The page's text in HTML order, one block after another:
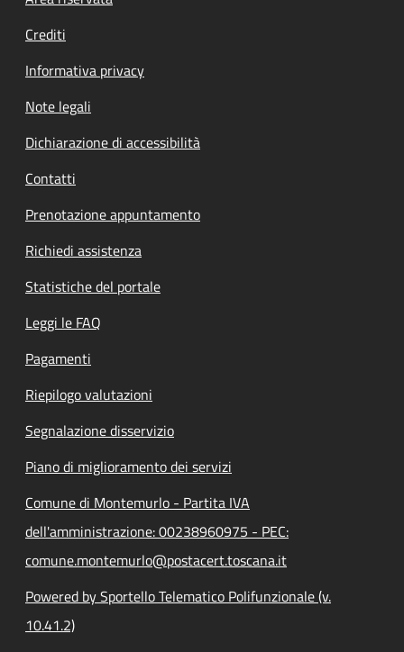
Crediti
Informativa privacy
Note legali
Dichiarazione di accessibilità
Contatti
Prenotazione appuntamento
Richiedi assistenza
Statistiche del portale
Leggi le FAQ
Pagamenti
Riepilogo valutazioni
Segnalazione disservizio
Piano di miglioramento dei servizi
Comune di Montemurlo - Partita IVA
dell'amministrazione: 00238960975 - PEC:
comune.montemurlo@postacert.toscana.it
Powered by Sportello Telematico Polifunzionale (v.
10.41.2)